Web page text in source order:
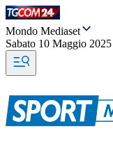
Mondo Mediaset
Sabato 10 Maggio 2025